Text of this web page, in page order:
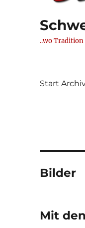
..wo
Start
Bilder
Mit